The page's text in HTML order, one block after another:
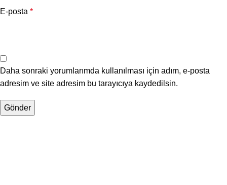
E-posta*
Daha sonraki yorumlarımda kullanılması için adım, e-posta
adresim ve site adresim bu tarayıcıya kaydedilsin.